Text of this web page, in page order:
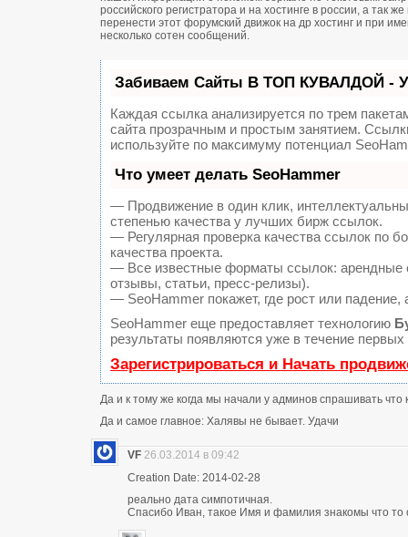
российского регистратора и на хостинге в россии, а
перенести этот форумский движок на др хостинг и при
несколько сотен сообщений.
Забиваем Сайты В ТОП КУВАЛДОЙ -
Каждая ссылка анализируется по трем
сайта прозрачным и простым занятием.
используйте по максимуму потенциал
Что умеет делать SeoHammer
— Продвижение в один клик,
степенью качества у лучших бирж ссылок.
— Регулярная проверка качества ссылок по
качества проекта.
— Все известные форматы ссылок: арендные
отзывы, статьи, пресс-релизы).
— SeoHammer покажет, где рост или
SeoHammer еще предоставляет технологию
результаты появляются уже в течение первых
Зарегистрироваться и Начать
Да и к тому же когда мы начали у админов спрашивать что
Да и самое главное: Халявы не бывает. Удачи
VF 26.03.2014 в 09:42
Creation Date: 2014-02-28
реально дата симпотичная.
Спасибо Иван, такое Имя и фамилия знакомы что то